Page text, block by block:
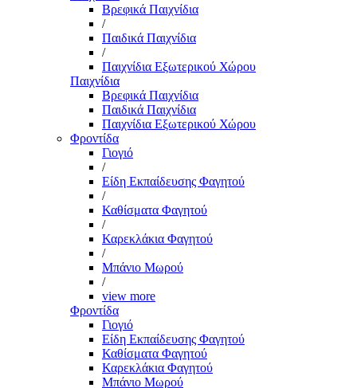
Βρεφικά Παιχνίδια
/
Παιδικά Παιχνίδια
/
Παιχνίδια Εξωτερικού Χώρου
Παιχνίδια
Βρεφικά Παιχνίδια
Παιδικά Παιχνίδια
Παιχνίδια Εξωτερικού Χώρου
Φροντίδα
Γιογιό
/
Είδη Εκπαίδευσης Φαγητού
/
Καθίσματα Φαγητού
/
Καρεκλάκια Φαγητού
/
Μπάνιο Μωρού
/
view more
Φροντίδα
Γιογιό
Είδη Εκπαίδευσης Φαγητού
Καθίσματα Φαγητού
Καρεκλάκια Φαγητού
Μπάνιο Μωρού